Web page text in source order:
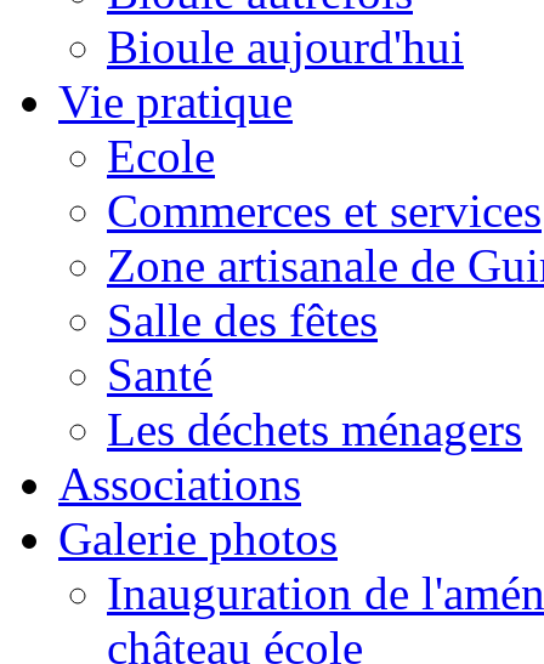
Bioule aujourd'hui
Vie pratique
Ecole
Commerces et services
Zone artisanale de
Salle des fêtes
Santé
Les déchets ménagers
Associations
Galerie photos
Inauguration de
château école